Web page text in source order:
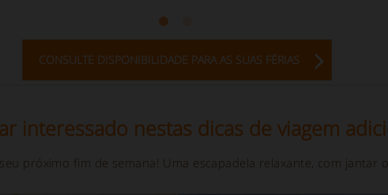
CONSULTE DISPONIBILIDADE PARA AS SUAS FÉRIAS
interessado nestas dicas de viagem
próximo fim de semana! Uma escapadela relaxante, com jantar